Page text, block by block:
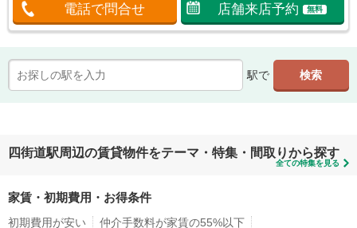
電話で問合せ 店舗来店予約 無料
駅で
四街道駅周辺の賃貸物件をテーマ・特集・間取りから探す
全ての特集を見る
家賃・初期費用・お得条件
初期費用が安い
仲介手数料が家賃の55%以下